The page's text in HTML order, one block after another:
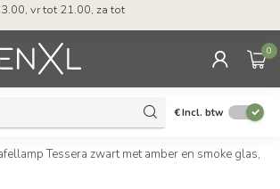
vr tot 21.00, za tot
0
€Incl. btw
Tessera zwart met amber en smoke glas,